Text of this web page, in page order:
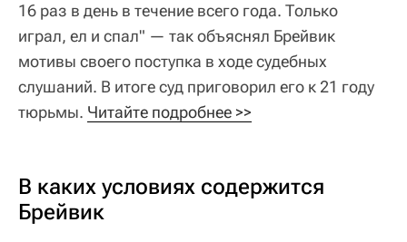
16 раз в день в течение всего года. Только
играл, ел и спал" — так объяснял Брейвик
мотивы своего поступка в ходе судебных
слушаний. В итоге суд приговорил его к 21 году
тюрьмы. Читайте подробнее >>
В каких условиях содержится
Брейвик